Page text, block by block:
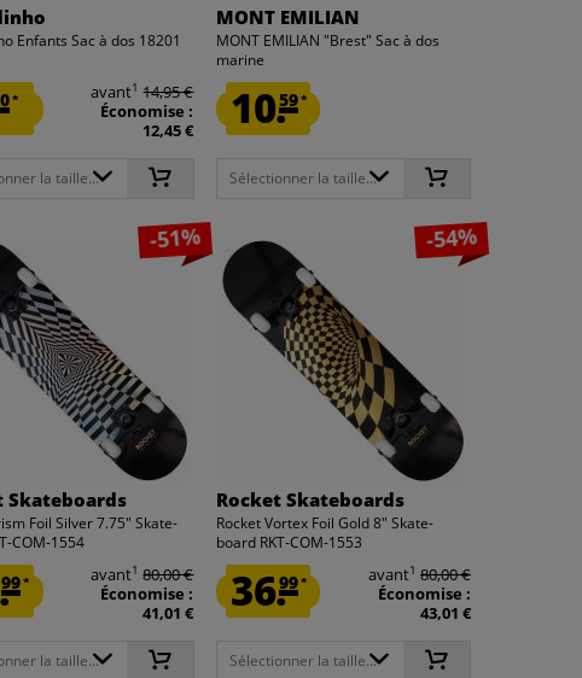
Enfants Sac à dos 18201
* avant1 14,95 €
Économise :
12,45 €
la taille...
MONT EMILIAN
MONT EMILIAN "Brest" Sac à dos
marine
10.59*
Sélectionner la taille...
-51%
Skateboards
Foil Silver 7.75" Skate-
COM-1554
99* avant1 80,00 €
Économise :
41,01 €
la taille...
-54%
Rocket Skateboards
Rocket Vortex Foil Gold 8" Skate-
board RKT-COM-1553
36.99* avant1 80,00 €
Économise :
43,01 €
Sélectionner la taille...